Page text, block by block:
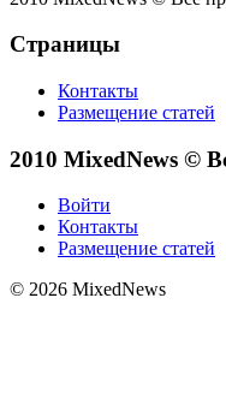
Страницы
Контакты
Размещение статей
2010 MixedNews ©
Войти
Контакты
Размещение статей
© 2026 MixedNews